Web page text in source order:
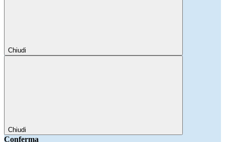
Chiudi
Chiudi
Conferma